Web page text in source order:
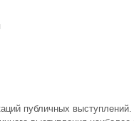
публичных